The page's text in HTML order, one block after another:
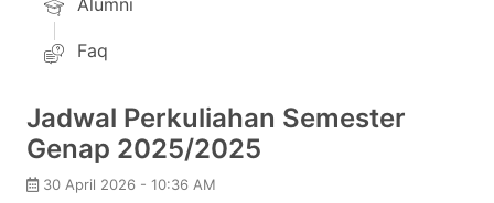
Alumni
Faq
Jadwal Perkuliahan Semester
Genap 2025/2025
30 April 2026 - 10:36 AM